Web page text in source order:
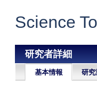
Science
研究者詳細
基本情報 研究